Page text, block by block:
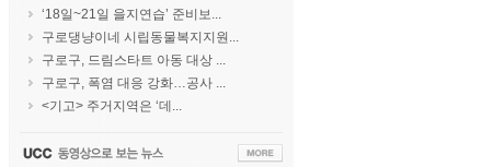
‘18일~21일 을지연습’ 준비보...
구로댕냥이네 시립동물복지지원...
구로구, 드림스타트 아동 대상 ...
구로구, 폭염 대응 강화…공사 ...
<기고> 주거지역은 ‘데...